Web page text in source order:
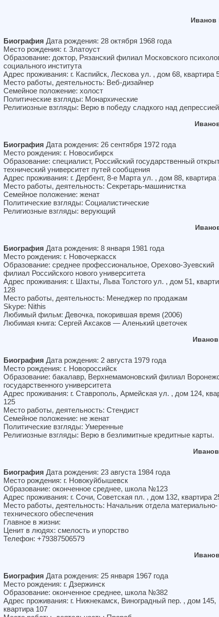
Иванов
Биография Дата рождения: 28 октября 1968 года
Место рождения: г. Златоуст
Образование: доктор, Рязанский филиал Московского
социального института
Адрес проживания: г. Каспийск, Лескова ул. , дом 68, квартира
Место работы, деятельность: Веб-дизайнер
Семейное положение: холост
Политические взгляды: Монархические
Религиозные взгляды: Верю в победу сладкого над
Биография Дата рождения: 26 сентября 1972 года
Место рождения: г. Новосибирск
Образование: специалист, Российский государственный
технический университет путей сообщения
Адрес проживания: г. Дербент, 8-е Марта ул. , дом 88, квартира
Место работы, деятельность: Секретарь-машинистка
Семейное положение: женат
Политические взгляды: Социалистические
Религиозные взгляды: верующий
Биография Дата рождения: 8 января 1981 года
Место рождения: г. Новочеркасск
Образование: среднее профессиональное, Орехово-Зуевский
филиал Российского нового университета
Адрес проживания: г. Шахты, Льва Толстого ул. , дом 51,
128
Место работы, деятельность: Менеджер по продажам
Skype: Nithis
Любимый фильм: Девочка, покорившая время (2006)
Любимая книга: Сергей Аксаков — Аленький цветочек
Биография Дата рождения: 2 августа 1979 года
Место рождения: г. Новороссийск
Образование: бакалавр, Верхнемамоновский филиал
государственного университета
Адрес проживания: г. Ставрополь, Армейская ул. , дом 124,
125
Место работы, деятельность: Стендист
Семейное положение: не женат
Политические взгляды: Умеренные
Религиозные взгляды: Верю в безлимитные кредитные карты.
Биография Дата рождения: 23 августа 1984 года
Место рождения: г. Новокуйбышевск
Образование: оконченное среднее, школа №123
Адрес проживания: г. Сочи, Советская пл. , дом 132, квартира
Место работы, деятельность: Начальник отдела материально-
технического обеспечения
Главное в жизни:
Ценит в людях: смелость и упорство
Телефон: +79387506579
Биография Дата рождения: 25 января 1967 года
Место рождения: г. Дзержинск
Образование: оконченное среднее, школа №382
Адрес проживания: г. Нижнекамск, Виноградный пер. , дом 145,
квартира 107